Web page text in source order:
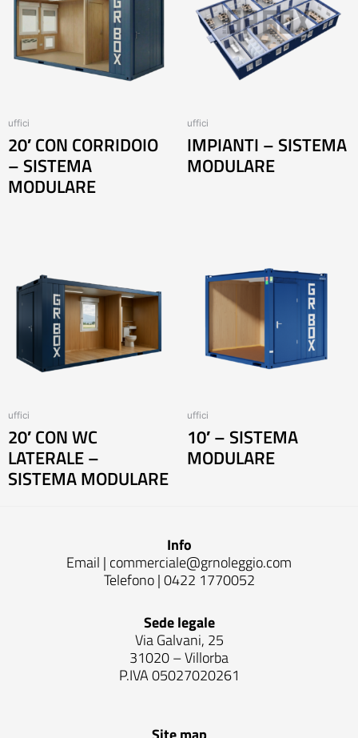
uffici
20′ CON CORRIDOIO
– SISTEMA
MODULARE
uffici
IMPIANTI – SISTEMA
MODULARE
uffici
20′ CON WC
LATERALE –
SISTEMA MODULARE
uffici
10′ – SISTEMA
MODULARE
Info
Email | commerciale@grnoleggio.com
Telefono |0422 1770052
Sede legale
Via Galvani, 25
31020 – Villorba
P.IVA 05027020261